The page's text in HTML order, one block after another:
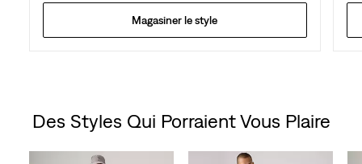
Magasiner le style
Des Styles Qui Porraient Vous Plaire